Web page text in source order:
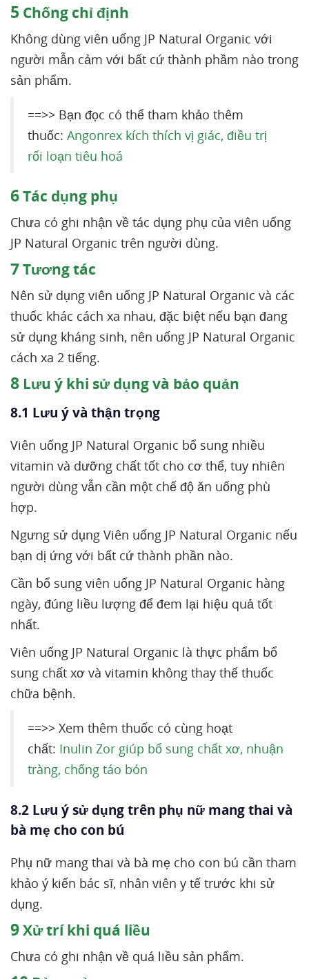
5 Chống chỉ định
Không dùng viên uống JP Natural Organic với
người mẫn cảm với bất cứ thành phầm nào trong
sản phẩm.
==>> Bạn đọc có thể tham khảo thêm
thuốc: Angonrex kích thích vị giác, điều trị
rối loạn tiêu hoá
6Tác dụng phụ
Chưa có ghi nhận về tác dụng phụ của viên uống
JP Natural Organic trên người dùng.
7Tương tác
Nên sử dụng viên uống JP Natural Organic và các
thuốc khác cách xa nhau, đặc biệt nếu bạn đang
sử dụng kháng sinh, nên uống JP Natural Organic
cách xa 2 tiếng.
8 Lưu ý khi sử dụng và bảo quản
8.1 Lưu ý và thận trọng
Viên uống JP Natural Organic bổ sung nhiều
vitamin và dưỡng chất tốt cho cơ thể, tuy nhiên
người dùng vẫn cần một chế độ ăn uống phù
hợp.
Ngưng sử dụng Viên uống JP Natural Organic nếu
bạn dị ứng với bất cứ thành phần nào.
Cần bổ sung viên uống JP Natural Organic hàng
ngày, đúng liều lượng để đem lại hiệu quả tốt
nhất.
Viên uống JP Natural Organic là thực phẩm bổ
sung chất xơ và vitamin không thay thế thuốc
chữa bệnh.
==>> Xem thêm thuốc có cùng hoạt
chất: Inulin Zor giúp bổ sung chất xơ, nhuận
tràng, chống táo bón
8.2 Lưu ý sử dụng trên phụ nữ mang thai và
bà mẹ cho con bú
Phụ nữ mang thai và bà mẹ cho con bú cần tham
khảo ý kiến bác sĩ, nhân viên y tế trước khi sử
dụng.
9Xử trí khi quá liều
Chưa có ghi nhận về quá liều sản phẩm.